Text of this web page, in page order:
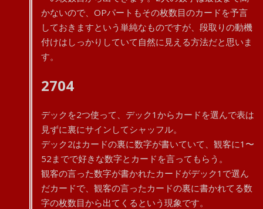
かないので、OPパートもその枚数目のカードを予言
しておきますという単純なものですが、段取りの動機
付けはしっかりしていて自然に見える方法だと思いま
す。
2704
デックを2つ使って、デック1からカードを選んで表は
見ずに裏にサインしてシャッフル。
デック2はカードの裏に数字が書いていて、観客に1〜
52までで好きな数字とカードを言ってもらう。
観客の言った数字が書かれたカードがデック1で選ん
だカードで、観客の言ったカードの裏に書かれてる数
字の枚数目から出てくるという現象です。